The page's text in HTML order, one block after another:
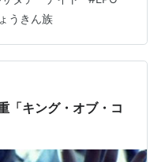
ったのはずっと
ょうけど、知ったきっ
SーAーTーUーRーDー
！（笑） ベイ・シテ
サタディ・ナイト S-
うきん族
「キング・オブ・コ